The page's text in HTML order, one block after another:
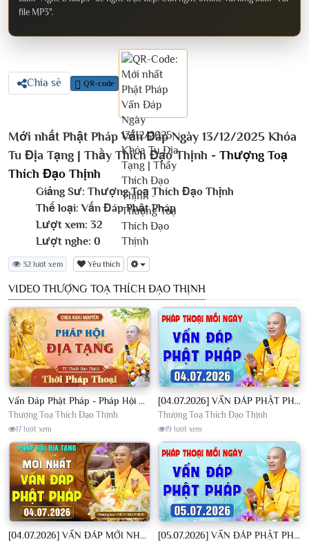
file MP3".
Chia sẻ QR-code
Mới nhất Phật Pháp Vấn Đáp Ngày 13/12/2025 Khóa
Tu Địa Tạng | Thầy Thích Đạo Thịnh - Thượng Toạ
Thích Đạo Thịnh
Giảng Sư: Thượng Toạ Thích Đạo Thịnh
Thể loại: Vấn Đáp Phật Pháp
Lượt xem: 32
Lượt nghe: 0
32 lượt xem Yêu thích
VIDEO THƯỢNG TOẠ THÍCH ĐẠO THỊNH
Vấn Đáp Phật Pháp - Pháp Hội Địa Tạng Ngày 01/08/2026│TT. Thích Đạo Thịnh
Thượng Toạ Thích Đạo Thịnh
17 lượt xem
[04.07.2026] VẤN ĐÁP PHẬT PHÁP - Nghe Thầy giảng Pháp mỗi ngày CÔNG ĐỨC VÔ LƯỢNG│TT. Thích Đạo Thịnh
Thượng Toạ Thích Đạo Thịnh
19 lượt xem
[04.07.2026] VẤN ĐÁP MỚI NHẤT - Pháp Hội Địa Tạng Chùa Khai Nguyên | TT. Thích Đạo Thịnh [05.07.2026] VẤN ĐÁP PHẬT PHÁP - Nghe Thầy giảng Pháp mỗi ngày CÔNG ĐỨC VÔ LƯỢNG│TT. Thích Đạo Thịnh